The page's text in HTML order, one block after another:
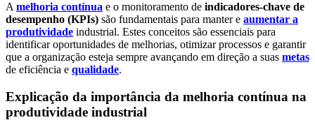
A melhoria contínua e o monitoramento de indicadores-chave de
desempenho (KPIs) são fundamentais para manter e aumentar a
produtividade industrial. Estes conceitos são essenciais para
identificar oportunidades de melhorias, otimizar processos e garantir
que a organização esteja sempre avançando em direção a suas metas
de eficiência e qualidade.
Explicação da importância da melhoria contínua na
produtividade industrial